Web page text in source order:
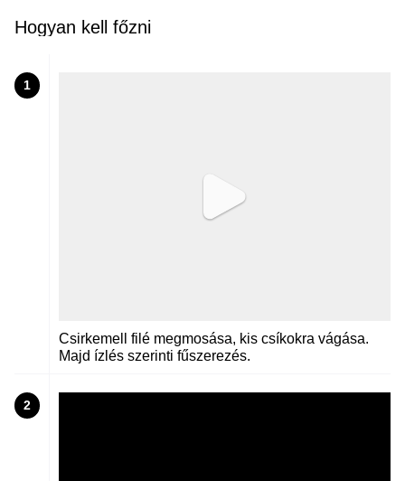
Hogyan kell főzni
1
Csirkemell filé megmosása, kis csíkokra vágása.
Majd ízlés szerinti fűszerezés.
2